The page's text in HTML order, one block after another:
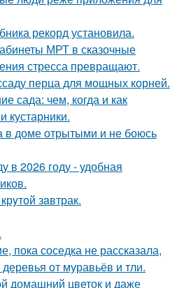
рекорд установила.
МРТ в сказочные
стресса превращают.
перца для мощных корней.
сада: чем, когда и как
кустарники.
в доме отрытыми и не боюсь
в 2026 году - удобная
зaвтрак.
пока соседка не рассказала,
от муравьёв и тли.
домашний цветок и даже